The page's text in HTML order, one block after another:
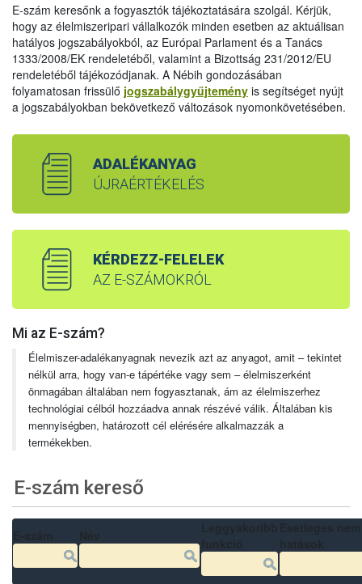
E-szám keresőnk a fogyasztók tájékoztatására szolgál. Kérjük,
hogy az élelmiszeripari vállalkozók minden esetben az aktuálisan
hatályos jogszabályokból, az Európai Parlament és a Tanács
1333/2008/EK rendeletéből, valamint a Bizottság 231/2012/EU
rendeletéből tájékozódjanak. A Nébih gondozásában
folyamatosan frissülő jogszabálygyűjtemény is segítséget nyújt
a jogszabályokban bekövetkező változások nyomonkövetésében.
ADALÉKANYAG
ÚJRAÉRTÉKELÉS
KÉRDEZZ-FELELEK
AZ E-SZÁMOKRÓL
Mi az E-szám?
Élelmiszer-adalékanyagnak nevezik azt az anyagot, amit – tekintet
nélkül arra, hogy van-e tápértéke vagy sem – élelmiszerként
önmagában általában nem fogyasztanak, ám az élelmiszerhez
technológiai célból hozzáadva annak részévé válik. Általában kis
mennyiségben, határozott cél elérésére alkalmazzák a
termékekben.
E-szám kereső